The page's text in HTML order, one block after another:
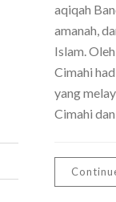
aqiqah
amanah,
Islam.
Cimahi
yang
Cimahi